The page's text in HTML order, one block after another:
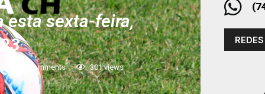
esta sexta-feira,
0 comments 301views